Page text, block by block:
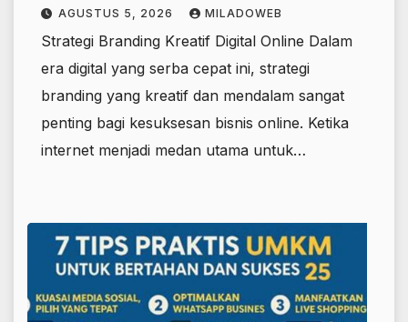
AGUSTUS 5, 2026 MILADOWEB
Strategi Branding Kreatif Digital Online Dalam
era digital yang serba cepat ini, strategi
branding yang kreatif dan mendalam sangat
penting bagi kesuksesan bisnis online. Ketika
internet menjadi medan utama untuk…